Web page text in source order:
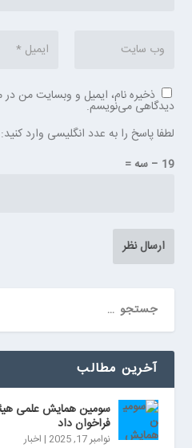
ذخیره نام، ایمیل و وبسایت من در
دیدگاهی می‌نویسم.
لطفا پاسخ را به عدد انگلیسی وارد کنید:
19 − سه =
آخرین مطالب
سومین همایش علمی
فراخوان داد
نوامبر 17, 2025 | اخبار